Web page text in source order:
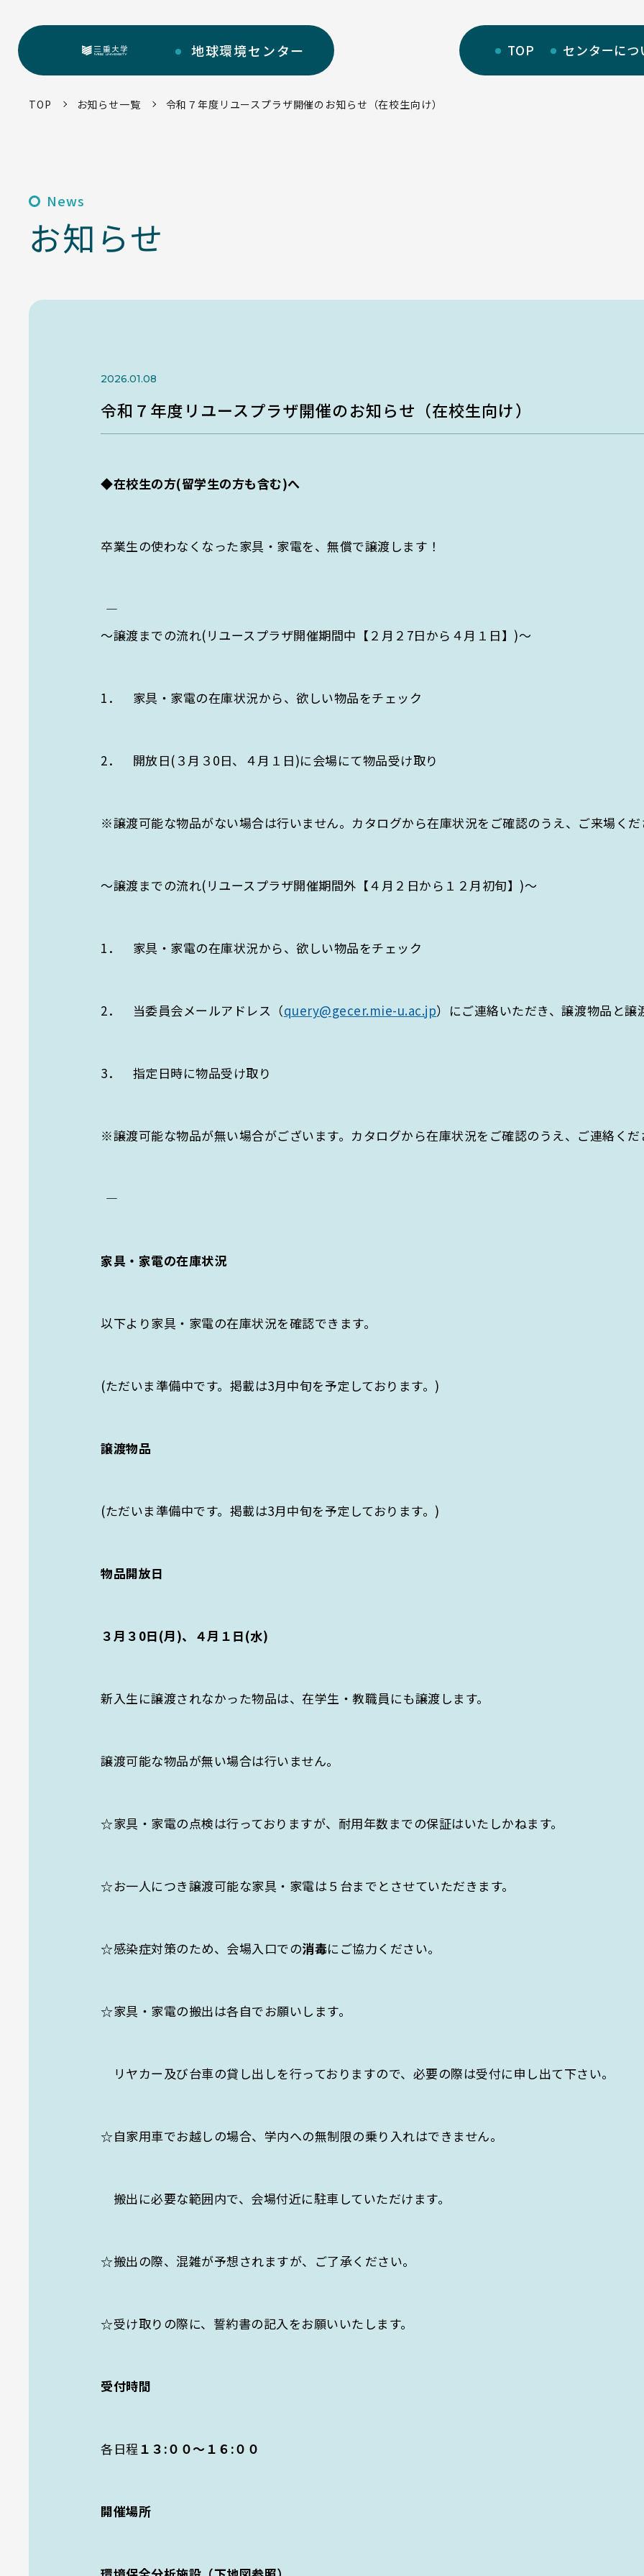
三重大学 地球環境センター TOP センターにつ
部門紹介
未来への橋渡し
地域と連携し、環境課題の解決に
行動力を育む
お知らせ一覧
学生活動
TOP お知らせ一覧 令和７年度リユースプラザ開催のお知らせ（在校生向け）
News
お知らせ
2026.01.08
令和７年度リユースプラザ開催のお知らせ（在校生向け）
◆在校生の方(留学生の方も含む)へ
卒業生の使わなくなった家具・家電を、無償で譲渡します！
――――――――――――――――――――――――――――――――――――――――
～譲渡までの流れ(リユースプラザ開催期間中【２月２7日から４月１日】)～
1． 家具・家電の在庫状況から、欲しい物品をチェック
2． 開放日(３月３0日、４月１日)に会場にて物品受け取り
※譲渡可能な物品がない場合は行いません。カタログから在庫状況をご確認のうえ、ご来場く
～譲渡までの流れ(リユースプラザ開催期間外【４月２日から１２月初旬】)～
1． 家具・家電の在庫状況から、欲しい物品をチェック
2． 当委員会メールアドレス（query@gecer.mie-u.ac.jp）にご連絡いただき、譲渡物品と譲
3． 指定日時に物品受け取り
※譲渡可能な物品が無い場合がございます。カタログから在庫状況をご確認のうえ、ご連絡く
――――――――――――――――――――――――――――――――――――――――
家具・家電の在庫状況
以下より家具・家電の在庫状況を確認できます。
(ただいま準備中です。掲載は3月中旬を予定しております。)
譲渡物品
(ただいま準備中です。掲載は3月中旬を予定しております。)
物品開放日
３月３0日(月)、４月１日(水)
新入生に譲渡されなかった物品は、在学生・教職員にも譲渡します。
譲渡可能な物品が無い場合は行いません。
☆家具・家電の点検は行っておりますが、耐用年数までの保証はいたしかねます。
☆お一人につき譲渡可能な家具・家電は５台までとさせていただきます。
☆感染症対策のため、会場入口での消毒にご協力ください。
☆家具・家電の搬出は各自でお願いします。
リヤカー及び台車の貸し出しを行っておりますので、必要の際は受付に申し出て下さい。
☆自家用車でお越しの場合、学内への無制限の乗り入れはできません。
搬出に必要な範囲内で、会場付近に駐車していただけます。
☆搬出の際、混雑が予想されますが、ご了承ください。
☆受け取りの際に、誓約書の記入をお願いいたします。
受付時間
各日程 １３:００～１６:００
開催場所